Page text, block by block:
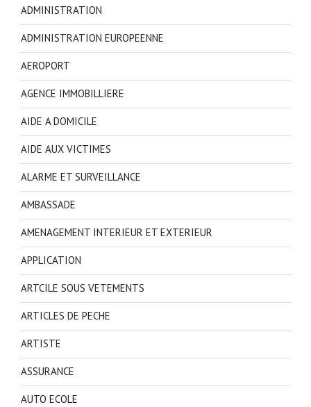
ADMINISTRATION
ADMINISTRATION EUROPEENNE
AEROPORT
AGENCE IMMOBILLIERE
AIDE A DOMICILE
AIDE AUX VICTIMES
ALARME ET SURVEILLANCE
AMBASSADE
AMENAGEMENT INTERIEUR ET EXTERIEUR
APPLICATION
ARTCILE SOUS VETEMENTS
ARTICLES DE PECHE
ARTISTE
ASSURANCE
AUTO ECOLE